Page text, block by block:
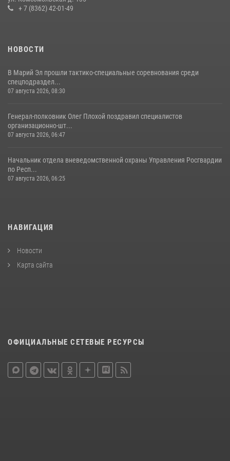
Управление Росгвардии по Республике Марий Эл продолжает
+ 7 (8362) 42-01-49
НОВОСТИ
В Марий Эл прошли тактико-специальные соревнования среди
спецподраздел...
07 августа 2026, 08:30
Генерал-полковник Олег Плохой поздравил специалистов
организационно-шт...
07 августа 2026, 06:47
Начальник отдела вневедомственной охраны Управления Росгвардии
по Респ...
07 августа 2026, 06:25
НАВИГАЦИЯ
Новости
Карта сайта
ОФИЦИАЛЬНЫЕ СЕТЕВЫЕ РЕСУРСЫ